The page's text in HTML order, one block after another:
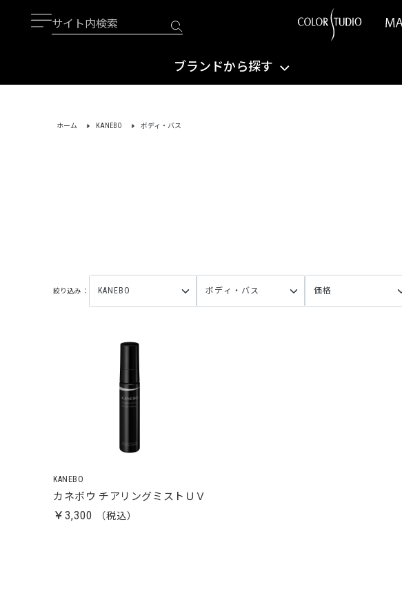
ブランドから探す
ホーム KANEBO ボディ・バス
絞り込み
KANEBO
カネボウ チアリングミストＵＶ
￥3,300